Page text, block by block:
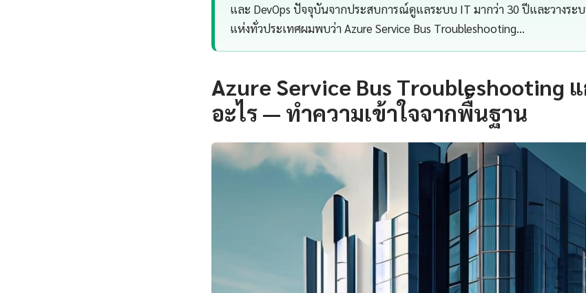
และ DevOps ปัจจุบันจากประสบการณ์ดูแลระบบ IT มากว่า 30 ปีและวางระ
แห่งทั่วประเทศผมพบว่า Azure Service Bus Troubleshooting…
Azure Service Bus Troubleshooting
อะไร — ทำความเข้าใจจากพื้นฐาน